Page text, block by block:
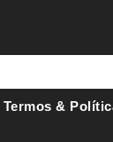
Termos &